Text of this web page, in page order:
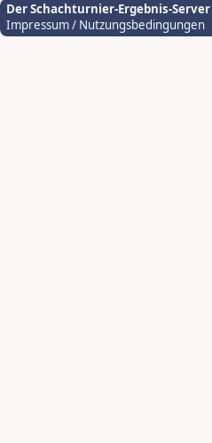
Der Schachturnier-Ergebnis-Server
Impressum / Nutzungsbedingungen